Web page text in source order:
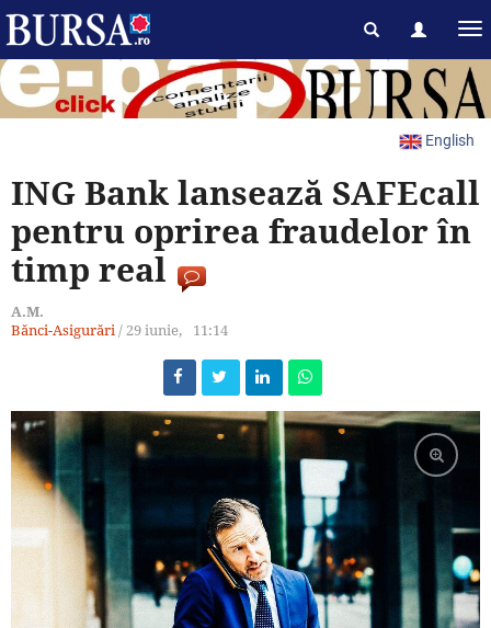
English
ING Bank lansează SAFEcall
pentru oprirea fraudelor în
timp real
A.M.
Bănci-Asigurări/29 iunie, 11:14